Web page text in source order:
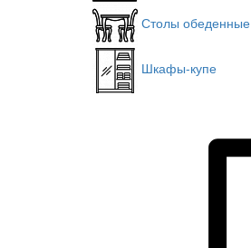
Столы обеденные
Шкафы-купе